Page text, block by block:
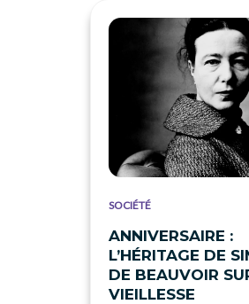
SOCIÉTÉ
ANNIVERSAIRE :
L’HÉRITAGE DE
DE BEAUVOIR
VIEILLESSE